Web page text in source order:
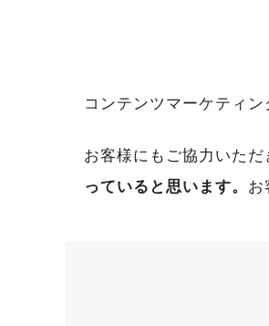
コンテンツマーケティ
お客様にもご協力いただ
っていると思います。 お